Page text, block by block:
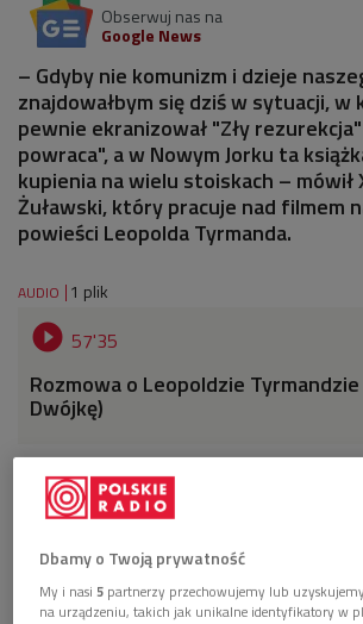
Obserwuj nas na
Google News
– Gdyby nie komunizm i dzieje
znajdowałbym się dziś w sytuacji, w
pewnie ekranizował "Zły
powraca", a w Nowym Jorku ta
kupienia na wielu stoiskach – mówił
Żuławski, który pracuje nad filmem
powieści Leopolda Tyrmanda.
AUDIO 1 plik
 57'35
Rozmowa o Leopoldzie
Dwójkę)
Dbamy o Twoją prywatność
My i nasi5 partnerzy przechowujemy lub
na urządzeniu, takich jak unikalne identyfikatory w